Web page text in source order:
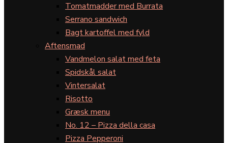
Tomatmadder med Burrata
Serrano sandwich
Bagt kartoffel med fyld
Aftensmad
Vandmelon salat med feta
Spidskål salat
Vintersalat
Risotto
Græsk menu
No. 12 – Pizza della casa
Pizza Pepperoni